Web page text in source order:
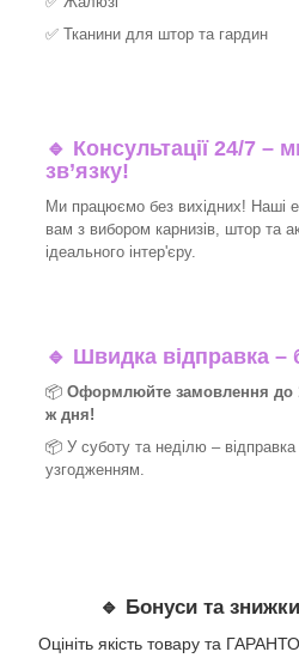
✅ Тканини для штор та гардин
🔹 Консультації 24/7 –
зв’язку!
Ми працюємо без вихідних! Наші
вам з вибором карнизів, штор та
ідеального інтер'єру.​
🔹 Швидка відправка –
📦 Оформлюйте замовлення до
ж дня!
📦 У суботу та неділю – відправка
узгодженням.
🔹 Бонуси та
Оцініть якість товару та